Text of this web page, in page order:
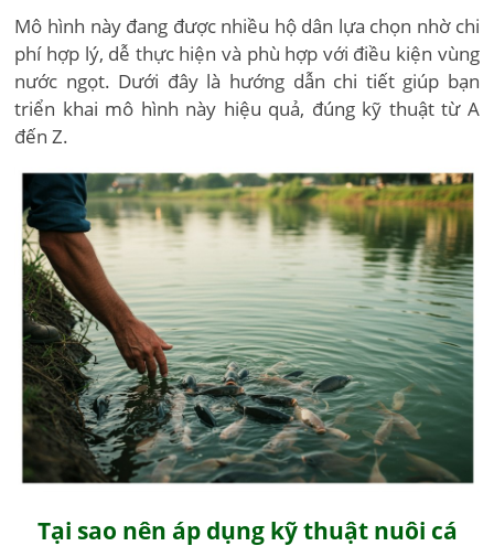
Mô hình này đang được nhiều hộ dân lựa chọn nhờ chi
phí hợp lý, dễ thực hiện và phù hợp với điều kiện vùng
nước ngọt. Dưới đây là hướng dẫn chi tiết giúp bạn
triển khai mô hình này hiệu quả, đúng kỹ thuật từ A
đến Z.
Tại sao nên áp dụng kỹ thuật nuôi cá